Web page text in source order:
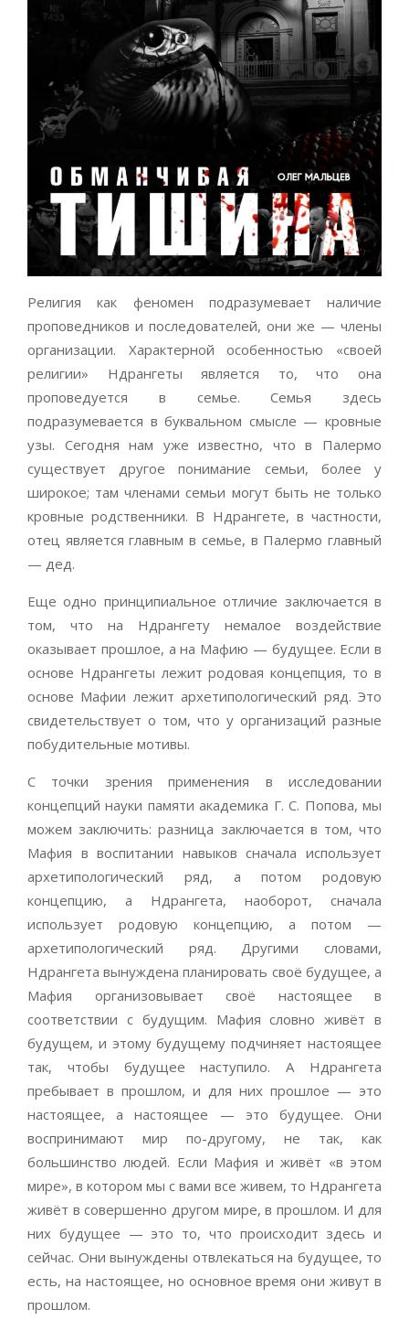
Религия как феномен подразумевает наличие
проповедников и последователей, они же — члены
организации. Характерной особенностью «своей
религии» Ндрангеты является то, что она
проповедуется в семье. Семья здесь
подразумевается в буквальном смысле — кровные
узы. Сегодня нам уже известно, что в Палермо
существует другое понимание семьи, более y
широкое; там членами семьи могут быть не только
кровные родственники. В Ндрангете, в частности,
отец является главным в семье, в Палермо главный
— дед.
Еще одно принципиальное отличие заключается в
том, что на Ндрангету немалое воздействие
оказывает прошлое, а на Мафию — будущее. Если в
основе Ндрангеты лежит родовая концепция, то в
основе Мафии лежит архетипологический ряд. Это
свидетельствует о том, что у организаций разные
побудительные мотивы.
С точки зрения применения в исследовании
концепций науки памяти академика Г. С. Попова, мы
можем заключить: разница заключается в том, что
Мафия в воспитании навыков сначала использует
архетипологический ряд, а потом родовую
концепцию, а Ндрангета, наоборот, сначала
использует родовую концепцию, а потом —
архетипологический ряд. Другими словами,
Ндрангета вынуждена планировать своё будущее, а
Мафия организовывает своё настоящее в
соответствии с будущим. Мафия словно живёт в
будущем, и этому будущему подчиняет настоящее
так, чтобы будущее наступило. А Ндрангета
пребывает в прошлом, и для них прошлое — это
настоящее, а настоящее — это будущее. Они
воспринимают мир по-другому, не так, как
большинство людей. Если Мафия и живёт «в этом
мире», в котором мы с вами все живем, то Ндрангета
живёт в совершенно другом мире, в прошлом. И для
них будущее — это то, что происходит здесь и
сейчас. Они вынуждены отвлекаться на будущее, то
есть, на настоящее, но основное время они живут в
прошлом.